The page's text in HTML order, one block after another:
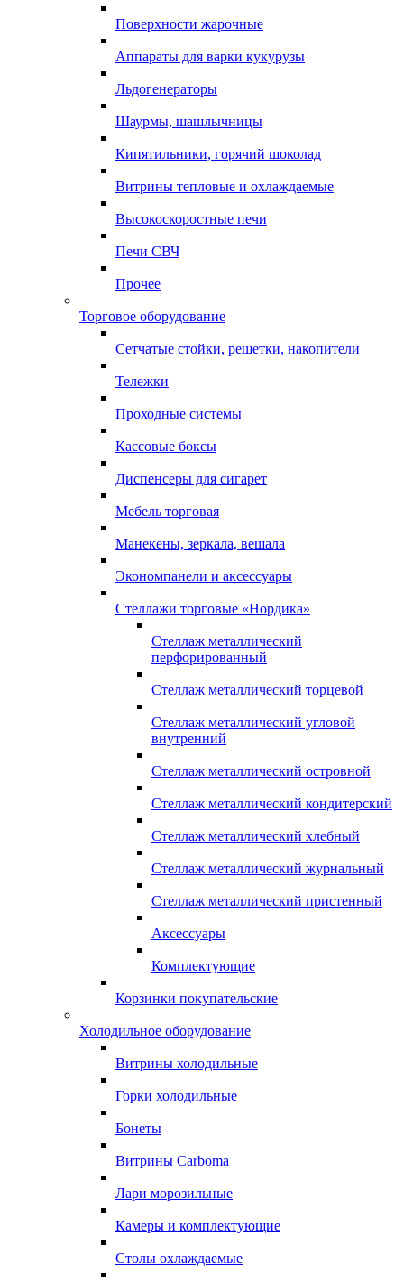
Поверхности жарочные
Аппараты для варки кукурузы
Льдогенераторы
Шаурмы, шашлычницы
Кипятильники, горячий шоколад
Витрины тепловые и охлаждаемые
Высокоскоростные печи
Печи СВЧ
Прочее
Торговое оборудование
Сетчатые стойки, решетки, накопители
Тележки
Проходные системы
Кассовые боксы
Диспенсеры для сигарет
Мебель торговая
Манекены, зеркала, вешала
Экономпанели и аксессуары
Стеллажи торговые «Нордика»
Стеллаж металлический
перфорированный
Стеллаж металлический торцевой
Стеллаж металлический угловой
внутренний
Стеллаж металлический островной
Стеллаж металлический кондитерский
Стеллаж металлический хлебный
Стеллаж металлический журнальный
Стеллаж металлический пристенный
Аксессуары
Комплектующие
Корзинки покупательские
Холодильное оборудование
Витрины холодильные
Горки холодильные
Бонеты
Витрины Carboma
Лари морозильные
Камеры и комплектующие
Столы охлаждаемые